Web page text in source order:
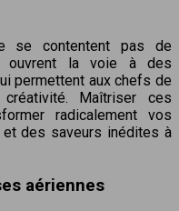
se contentent pas de
ouvrent la voie à des
permettent aux chefs de
Maîtriser ces
radicalement vos
des saveurs inédites à
aériennes